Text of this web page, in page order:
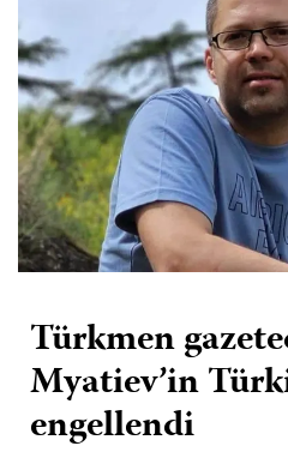
Türkmen
Myatiev’in
engellendi